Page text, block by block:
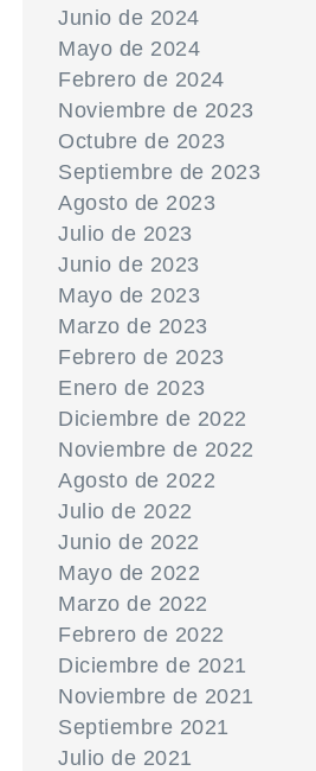
Junio de 2024
Mayo de 2024
Febrero de 2024
Noviembre de 2023
Octubre de 2023
Septiembre de 2023
Agosto de 2023
Julio de 2023
Junio de 2023
Mayo de 2023
Marzo de 2023
Febrero de 2023
Enero de 2023
Diciembre de 2022
Noviembre de 2022
Agosto de 2022
Julio de 2022
Junio de 2022
Mayo de 2022
Marzo de 2022
Febrero de 2022
Diciembre de 2021
Noviembre de 2021
Septiembre 2021
Julio de 2021